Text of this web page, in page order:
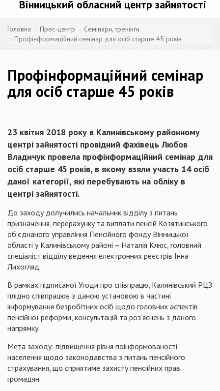
Вінницький обласний центр зайнятості
Головна Прес-центр
Семінари, тренінги
Профінформаційний семінар для осіб старше 45 років
Профінформаційний семінар
для осіб старше 45 років
23 квітня 2018 року в Калинівському районному
центрі зайнятості провідний фахівець Любов
Владичук провела профінформаційний семінар для
осіб старше 45 років, в якому взяли участь 14 осіб
даної категорії, які перебувають на обліку в
центрі зайнятості.
До заходу долучились начальник відділу з питань
призначення, перерахунку та виплати пенсій Козятинського
об’єднаного управління Пенсійного фонду Вінницької
області у Калинівському районі – Наталія Клюс, головний
спеціаліст відділу ведення електронних реєстрів Інна
Лихогляд.
В рамках підписаної Угоди про співпрацю, Калинівський РЦЗ
плідно співпрацює з даною установою в частині
інформування безробітних осіб щодо головних аспектів
пенсійної реформи, консультацій та роз’яснень з даного
напрямку.
Мета заходу: підвищення рівня поінформованості
населення щодо законодавства з питань пенсійного
страхування, що сприятиме захисту пенсійних прав
громадян.